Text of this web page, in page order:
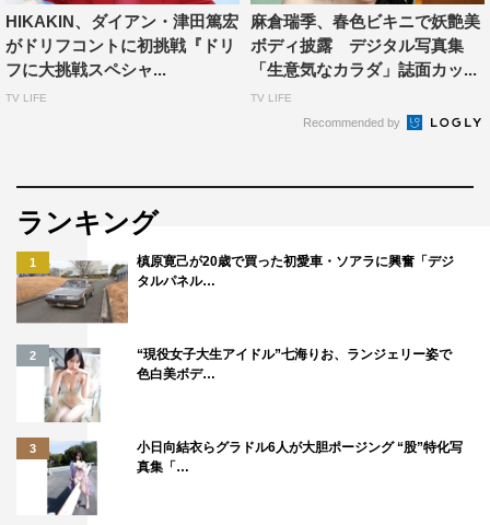
HIKAKIN、ダイアン・津田篤宏
がドリフコントに初挑戦『ドリ
フに大挑戦スペシャ...
TV LIFE
麻倉瑞季、春色ビキニで妖艶美
ボディ披露 デジタル写真集
「生意気なカラダ」誌面カッ...
TV LIFE
Recommended by
ランキング
1
槙原寛己が20歳で買った初愛車・ソアラに興奮「デジ
タルパネル…
2
“現役女子大生アイドル”七海りお、ランジェリー姿で
色白美ボデ…
3
小日向結衣らグラドル6人が大胆ポージング “股”特化写
真集「…